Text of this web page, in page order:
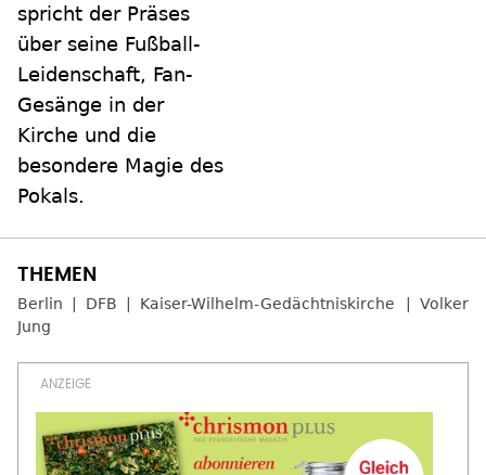
spricht der Präses
über seine Fußball-
Leidenschaft, Fan-
Gesänge in der
Kirche und die
besondere Magie des
Pokals.
Berlin DFB Kaiser-Wilhelm-Gedächtniskirche
Volker
Jung